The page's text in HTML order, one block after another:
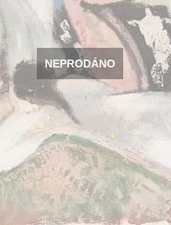
NEPRODÁNO